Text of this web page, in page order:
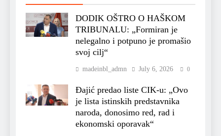
DODIK OŠTRO O HAŠKOM
TRIBUNALU: „Formiran je
nelegalno i potpuno je promašio
svoj cilj“
madeinbl_admn July 6, 2026 0
Đajić predao liste CIK-u: „Ovo
je lista istinskih predstavnika
naroda, donosimo red, rad i
ekonomski oporavak“